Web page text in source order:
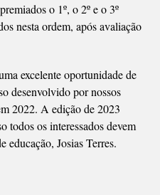
o 1º, o 2º e o 3º
nesta ordem, após avaliação
excelente oportunidade de
desenvolvido por nossos
2022. A edição de 2023
todos os interessados devem
educação, Josias Terres.